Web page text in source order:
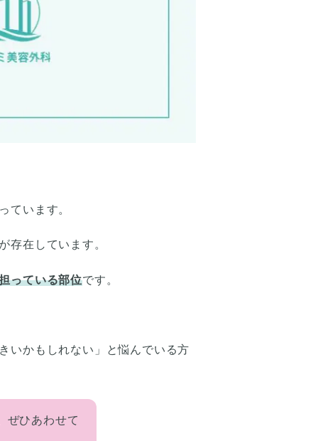
ています。
存在しています。
っている部位です。
いかもしれない」と悩んでいる方
ぜひあわせて